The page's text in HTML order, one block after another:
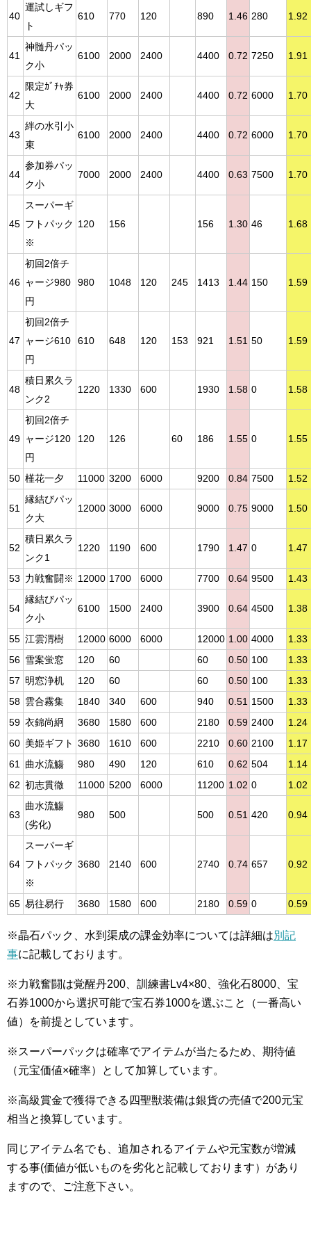
40
運試しギフ
ト
610 770 120 890 1.46 280 1.92
41
神髄丹パッ
ク小
6100 2000 2400 4400 0.72 7250 1.91
42
限定ｶﾞﾁｬ券
大
6100 2000 2400 4400 0.72 6000 1.70
43
絆の水引小
束
6100 2000 2400 4400 0.72 6000 1.70
44
参加券パッ
ク小
7000 2000 2400 4400 0.63 7500 1.70
45
スーパーギ
フトパック
※
120 156 156 1.30 46 1.68
46
初回2倍チ
ャージ980
円
980 1048 120 245 1413 1.44 150 1.59
47
初回2倍チ
ャージ610
円
610 648 120 153 921 1.51 50 1.59
48
積日累久ラ
ンク2
1220 1330 600 1930 1.58 0 1.58
49
初回2倍チ
ャージ120
円
120 126 60 186 1.55 0 1.55
50 槿花一夕 11000 3200 6000 9200 0.84 7500 1.52
51
縁結びパッ
ク大
12000 3000 6000 9000 0.75 9000 1.50
52
積日累久ラ
ンク1
1220 1190 600 1790 1.47 0 1.47
53 力戦奮闘※ 12000 1700 6000 7700 0.64 9500 1.43
54
縁結びパッ
ク小
6100 1500 2400 3900 0.64 4500 1.38
55 江雲渭樹 12000 6000 6000 12000 1.00 4000
1.33
56 雪案蛍窓 120 60 60 0.50 100
1.33
57 明窓浄机 120 60 60 0.50 100
1.33
58 雲合霧集 1840 340 600 940 0.51 1500
1.33
59 衣錦尚絅 3680 1580 600 2180 0.59 2400
1.24
60 美姫ギフト 3680 1610 600 2210 0.60 2100
1.17
61 曲水流觴 980 490 120 610 0.62 504
1.14
62 初志貫徹 11000 5200 6000 11200 1.02 0 1.02
63
曲水流觴
(劣化)
980 500 500 0.51 420 0.94
64
スーパーギ
フトパック
※
3680 2140 600 2740 0.74 657 0.92
65 易往易行 3680 1580 600 2180 0.59 0 0.59
※晶石パック、水到渠成の課金効率については詳細は別記
事に記載しております。
※力戦奮闘は覚醒丹200、訓練書Lv4×80、強化石8000、宝
石券1000から選択可能で宝石券1000を選ぶこと（一番高い
値）を前提としています。
※スーパーパックは確率でアイテムが当たるため、期待値
（元宝価値×確率）として加算しています。
※高級賞金で獲得できる四聖獣装備は銀貨の売値で200元宝
相当と換算しています。
同じアイテム名でも、追加されるアイテムや元宝数が増減
する事(価値が低いものを劣化と記載しております）があり
ますので、ご注意下さい。